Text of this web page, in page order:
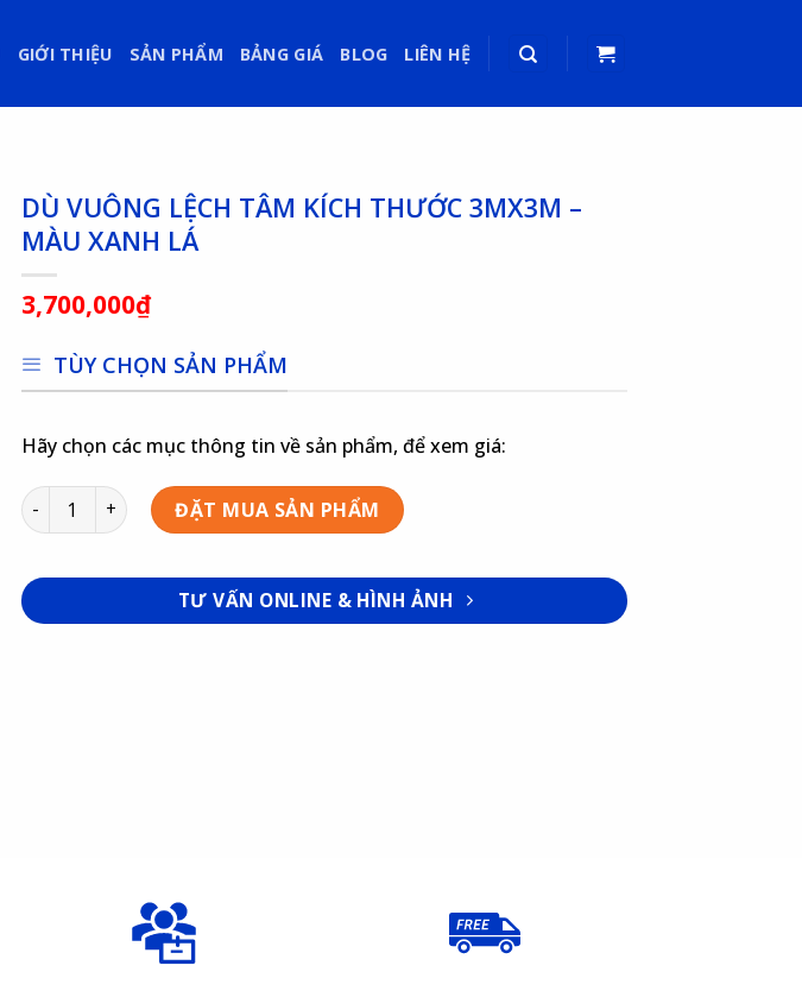
GIỚI THIỆU SẢN PHẨM BẢNG GIÁ BLOG LIÊN HỆ
DÙ VUÔNG LỆCH TÂM KÍCH THƯỚC 3MX3M –
MÀU XANH LÁ
3,700,000₫
TÙY CHỌN SẢN PHẨM
Hãy chọn các mục thông tin về sản phẩm, để xem giá:
ĐẶT MUA SẢN PHẨM
TƯ VẤN ONLINE & HÌNH ẢNH